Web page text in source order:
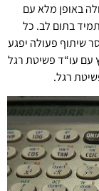
באופן מלא עם
בתום לב. כל
שיתוף פעולה יפגע
עם עו“ד פשיטת רגל
רגל.